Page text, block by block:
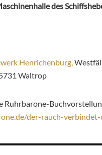
des
Henrichenburg,
Waltrop
Ruhrbarone-
der-rauch-